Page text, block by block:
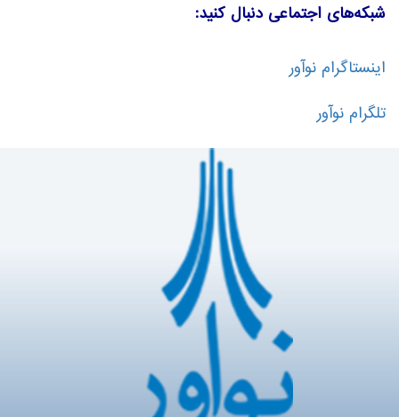
شبکه‌های اجتماعی دنبال کنید:
اینستاگرام نوآور
تلگرام نوآور